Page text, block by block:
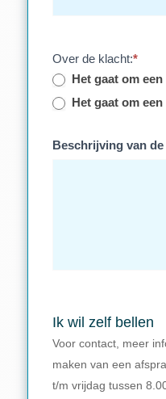
Over de klacht:*
Het gaat om
Het gaat om
Beschrijving van
Ik wil zelf bellen
Voor contact, meer
maken van een
t/m vrijdag tussen